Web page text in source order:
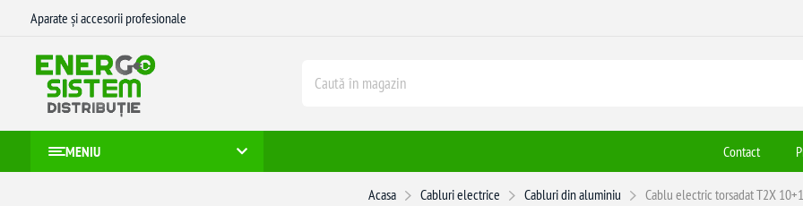
Aparate și accesorii profesionale
MENIU Contact
Acasa Cabluri electrice Cabluri din aluminiu Cablu electric torsadat T2X